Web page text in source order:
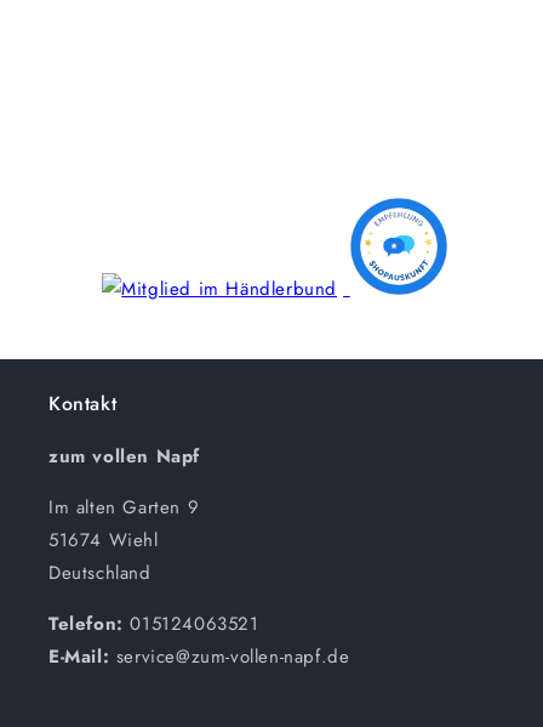
Kontakt
zum vollen Napf
Im alten Garten 9
51674 Wiehl
Deutschland
Telefon:015124063521
E-Mail: service@zum-vollen-napf.de